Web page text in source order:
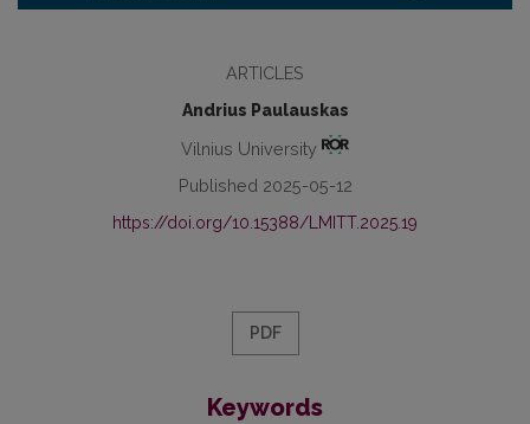
ARTICLES
Andrius Paulauskas
Vilnius University
Published 2025-05-12
https://doi.org/10.15388/LMITT.2025.19
PDF
Keywords